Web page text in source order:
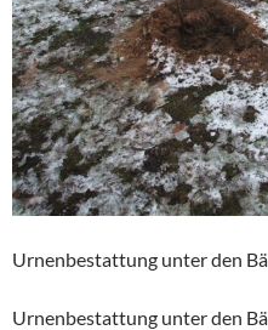
Urnenbestattung unter den
Urnenbestattung unter den